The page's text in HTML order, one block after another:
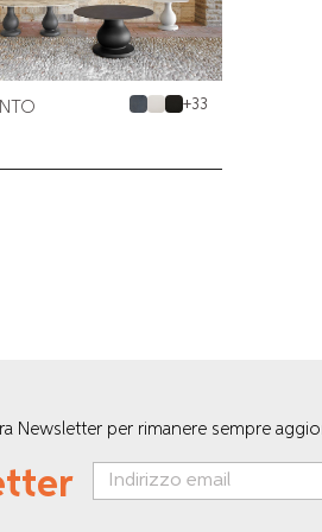
+33
Newsletter per rimanere sempre